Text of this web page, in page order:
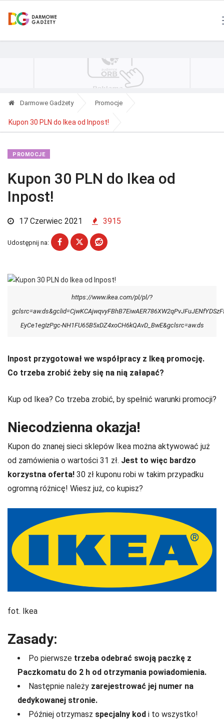
Darmowe Gadżety Promocje
Kupon 30 PLN do Ikea od Inpost!
PROMOCJE
Kupon 30 PLN do Ikea od
Inpost!
17 Czerwiec 2021 3915
Udostępnij na:
https://www.ikea.com/pl/pl/?
EyCe1egIzPgc-NH1FU65B5xDZ4xoCH6kQAvD_BwE&gclsrc=aw.ds
Inpost przygotował we współpracy z Ikeą promocję.
Co trzeba zrobić żeby się na nią załapać?
Kup od Ikea? Co trzeba zrobić, by spełnić warunki promocji?
Niecodzienna okazja!
Kupon do znanej sieci sklepów Ikea można aktywować już
od zamówienia o wartości 31 zł. Jest to więc bardzo
korzystna oferta! 30 zł kuponu robi w takim przypadku
ogromną różnicę! Wiesz już, co kupisz?
fot. Ikea
Zasady:
Po pierwsze trzeba odebrać swoją paczkę z
Paczkomatu do 2 h od otrzymania powiadomienia.
Następnie należy zarejestrować jej numer na
dedykowanej stronie.
Później otrzymasz specjalny kod i to wszystko!